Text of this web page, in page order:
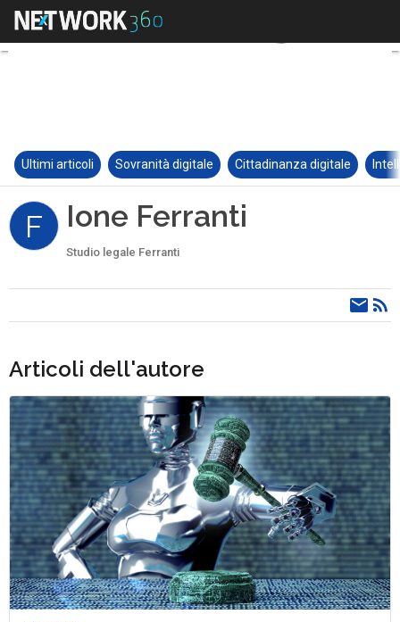
Ultimi articoli Sovranità digitale Cittadinanza digitale
F Ione Ferranti
Studio legale Ferranti
Articoli dell'autore